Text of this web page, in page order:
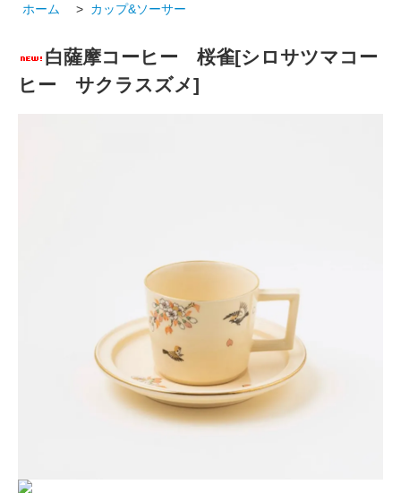
ホーム > カップ&ソーサー
白薩摩コーヒー 桜雀[シロサツマコー
ヒー サクラスズメ]